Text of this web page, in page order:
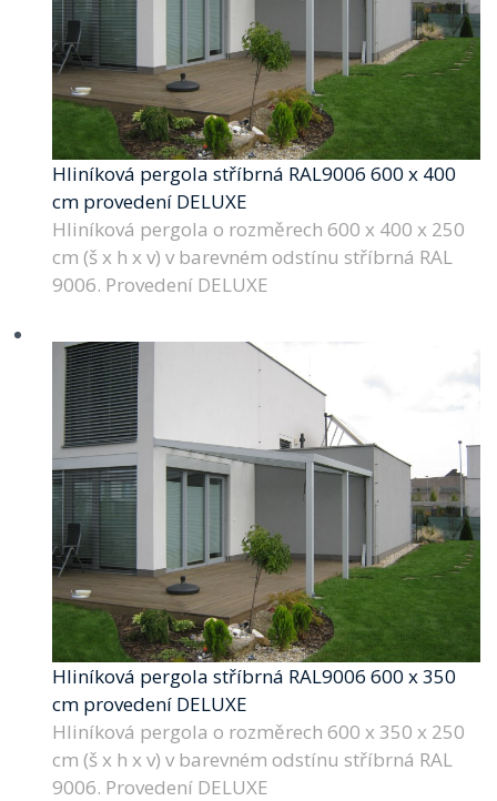
Hliníková pergola stříbrná RAL9006 600 x 400
cm provedení DELUXE
Hliníková pergola o rozměrech 600 x 400 x 250
cm (š x h x v) v barevném odstínu stříbrná RAL
9006. Provedení DELUXE
Hliníková pergola stříbrná RAL9006 600 x 350
cm provedení DELUXE
Hliníková pergola o rozměrech 600 x 350 x 250
cm (š x h x v) v barevném odstínu stříbrná RAL
9006. Provedení DELUXE